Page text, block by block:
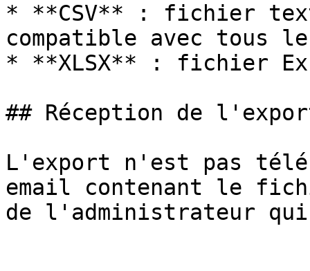
* **CSV** : fichier
compatible avec tous
* **XLSX** : fichier
## Réception de
L'export n'est pas
email contenant le